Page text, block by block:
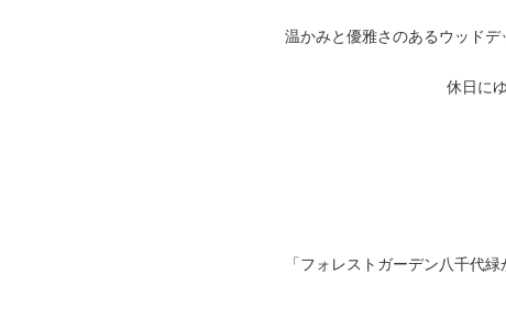
温かみと優雅さのあるウッド
休日に
「フォレストガーデン八千代